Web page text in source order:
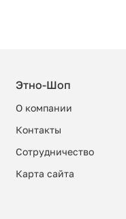
Этно-Шоп
О компании
Контакты
Сотрудничество
Карта сайта